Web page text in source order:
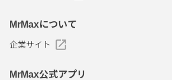
MrMaxについて
企業サイト
MrMax公式アプリ